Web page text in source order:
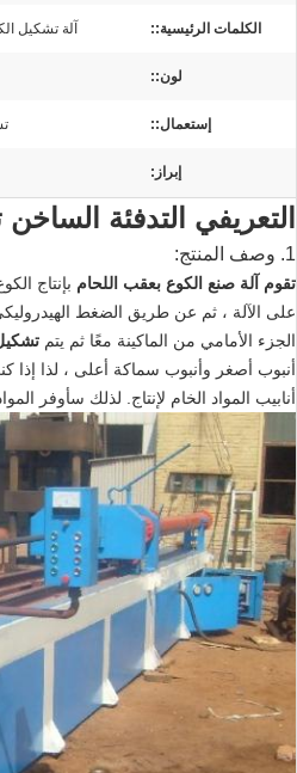
الكلمات الرئيسية:: آلة تشكيل
لون::
إستعمال::
إبراز:
التعريفي التدفئة
1. وصف المنتج:
تقوم آلة صنع الكوع بعقب اللحام بإنتاج
على الآلة ، ثم عن طريق الضغط
الجزء الأمامي من الماكينة معًا ثم يتم
أنابيب المواد الخام لإنتاج. لذلك سأوفر